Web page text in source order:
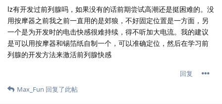
lz有开发过前列腺吗，如果没有的话前期尝试高潮还是挺困难的。没
用按摩器之前我之前一直用的是郊狼，不好固定位置是一方面，另
一个是为开发时的电击快感很难持续，得不听加大电流。我的建议
是可以用按摩器和锡箔纸自制一个，可以准确定位，然后在学习前
列腺的开发方法来激活前列腺快感
回复
Max_Fun 回复了此帖